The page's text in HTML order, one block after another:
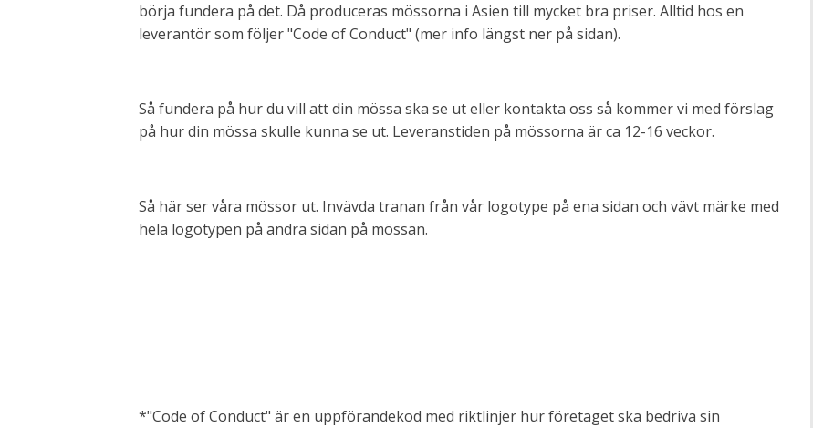
börja fundera på det. Då produceras mössorna i Asien till mycket bra priser. Alltid hos en
leverantör som följer "Code of Conduct" (mer info längst ner på sidan).
Så fundera på hur du vill att din mössa ska se ut eller kontakta oss så kommer vi med förslag
på hur din mössa skulle kunna se ut. Leveranstiden på mössorna är ca 12-16 veckor.
Så här ser våra mössor ut. Invävda tranan från vår logotype på ena sidan och vävt märke med
hela logotypen på andra sidan på mössan.
*"Code of Conduct" är en uppförandekod med riktlinjer hur företaget ska bedriva sin